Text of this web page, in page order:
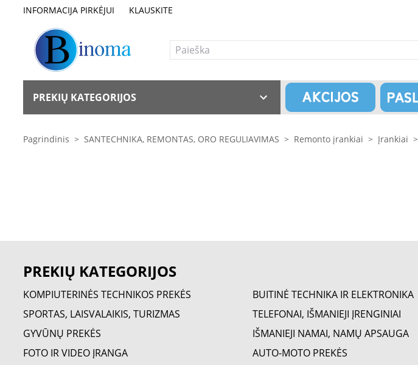
INFORMACIJA PIRKĖJUI KLAUSKITE
PREKIŲ KATEGORIJOS
Pagrindinis > SANTECHNIKA, REMONTAS, ORO REGULIAVIMAS > Remonto įrankiai > Įrankiai >
PREKIŲ KATEGORIJOS
KOMPIUTERINĖS TECHNIKOS PREKĖS
BUITINĖ TECHNIKA IR ELEKTRONIKA
SPORTAS, LAISVALAIKIS, TURIZMAS
TELEFONAI, IŠMANIEJI ĮRENGINIAI
GYVŪNŲ PREKĖS
IŠMANIEJI NAMAI, NAMŲ APSAUGA
FOTO IR VIDEO ĮRANGA
AUTO-MOTO PREKĖS